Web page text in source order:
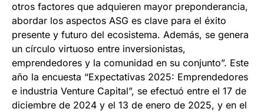
otros factores que adquieren mayor preponderancia,
abordar los aspectos ASG es clave para el éxito
presente y futuro del ecosistema. Además, se genera
un círculo virtuoso entre inversionistas,
emprendedores y la comunidad en su conjunto”. Este
año la encuesta “Expectativas 2025: Emprendedores
e industria Venture Capital”, se efectuó entre el 17 de
diciembre de 2024 y el 13 de enero de 2025, y en el